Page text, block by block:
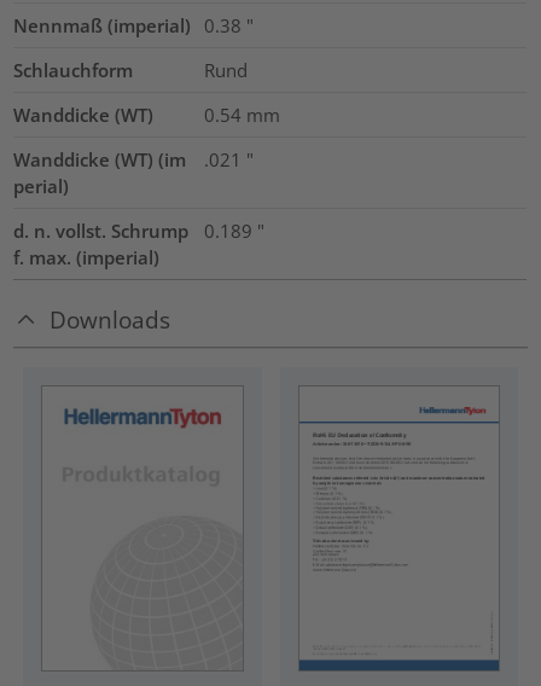
Nennmaß (imperial)
0.38 "
Schlauchform
Rund
Wanddicke (WT)
0.54 mm
Wanddicke (WT) (im
perial)
.021 "
d. n. vollst. Schrump
f. max. (imperial)
0.189 "
Downloads